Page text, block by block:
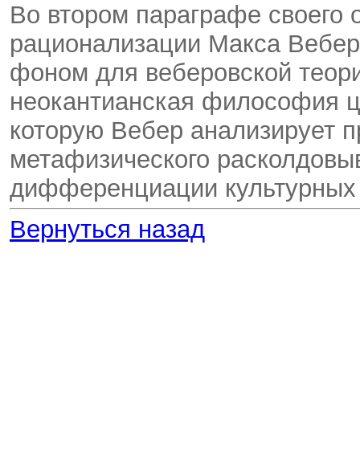
Во втором параграфе своего
рационализации Макса
фоном для веберовской
неокантианская философия
которую Вебер анализирует
метафизического
дифференциации
Вернуться назад